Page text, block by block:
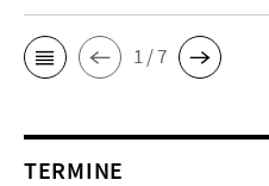
1 / 7
TERMINE